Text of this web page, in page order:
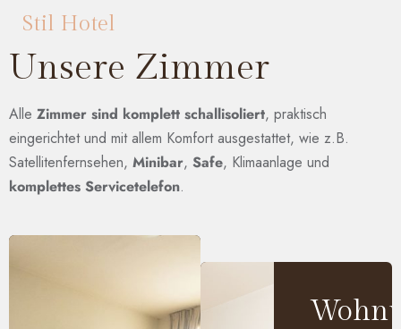
Stil Hotel
Unsere Zimmer
Alle Zimmer sind komplett schallisoliert, praktisch
eingerichtet und mit allem Komfort ausgestattet, wie z.B.
Satellitenfernsehen, Minibar, Safe, Klimaanlage und
komplettes Servicetelefon.